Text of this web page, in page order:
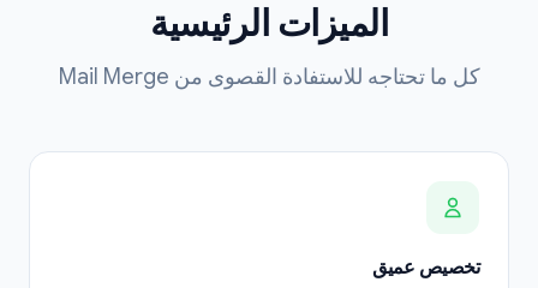
الميزات الرئيسية
كل ما تحتاجه للاستفادة القصوى من Mail Merge
تخصيص عميق